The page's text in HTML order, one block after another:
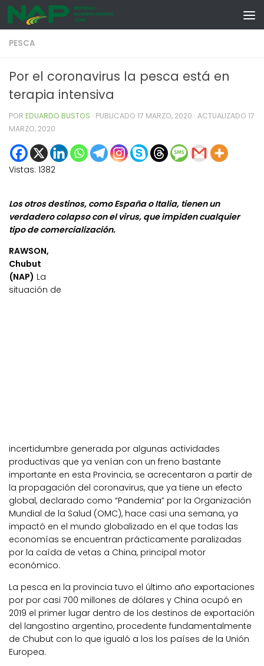
Skip to content
PESCA
Por el coronavirus la pesca está en
terapia intensiva
POR EDUARDO BUSTOS · PUBLICADO 17 MARZO, 2020 · ACTUALIZADO 17
MARZO, 2020
Vistas: 1382
Los otros destinos, como España o Italia, tienen un
verdadero colapso con el virus, que impiden cualquier
tipo de comercialización.
RAWSON,
Chubut
(NAP) La
situación de
incertidumbre generada por algunas actividades
productivas que ya venían con un freno bastante
importante en esta Provincia, se acrecentaron a partir de
la propagación del coronavirus, que ya tiene un efecto
global, declarado como “Pandemia” por la Organización
Mundial de la Salud (OMC), hace casi una semana, ya
impactó en el mundo globalizado en el que todas las
economías se encuentran prácticamente paralizadas
por la caída de vetas a China, principal motor
económico.
La pesca en la provincia tuvo el último año exportaciones
por por casi 700 millones de dólares y China ocupó en
2019 el primer lugar dentro de los destinos de exportación
del langostino argentino, procedente fundamentalmente
de Chubut con lo que igualó a los los países de la Unión
Europea.